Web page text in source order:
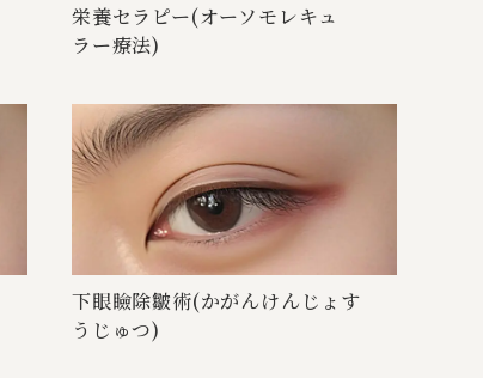
栄養セラピー(オーソモレキュ
ラ ー 療 法 )
下眼瞼除皺術(かがんけんじょす
う じ ゅ つ )